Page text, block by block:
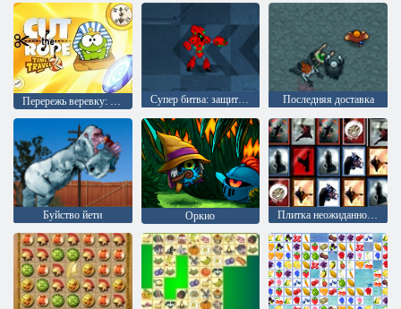
Супер битва: защита роботов Последняя доставка
Буйство йети Оркио Плитка неожиданностей